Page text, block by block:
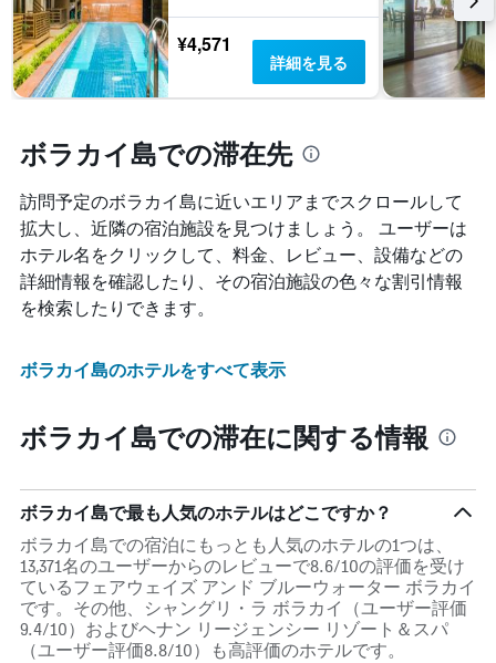
¥4,571
詳細を見る
ボラカイ島での滞在先
訪問予定のボラカイ島に近いエリアまでスクロールして
拡大し、近隣の宿泊施設を見つけましょう。 ユーザーは
ホテル名をクリックして、料金、レビュー、設備などの
詳細情報を確認したり、その宿泊施設の色々な割引情報
を検索したりできます。
ボラカイ島のホテルをすべて表示
ボラカイ島での滞在に関する情報
ボラカイ島で最も人気のホテルはどこですか？
ボラカイ島での宿泊にもっとも人気のホテルの1つは、
13,371名のユーザーからのレビューで8.6/10の評価を受け
ているフェアウェイズ アンド ブルーウォーター ボラカイ
です。その他、シャングリ・ラ ボラカイ（ユーザー評価
9.4/10）およびヘナン リージェンシー リゾート＆スパ
（ユーザー評価8.8/10）も高評価のホテルです。